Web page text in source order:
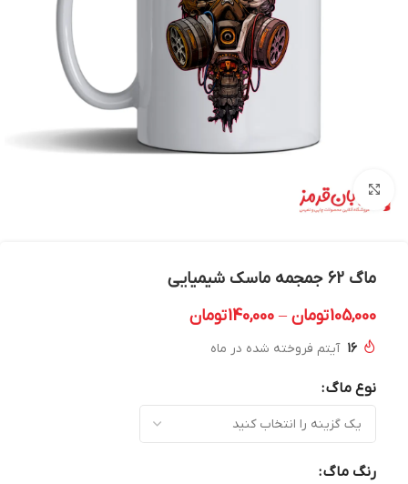
بزرگنمایی تصویر
ماگ 62 جمجمه ماسک شیمیایی
105,000تومان –
140,000تومان
16 آیتم فروخته شده در ماه
نوع ماگ
رنگ ماگ